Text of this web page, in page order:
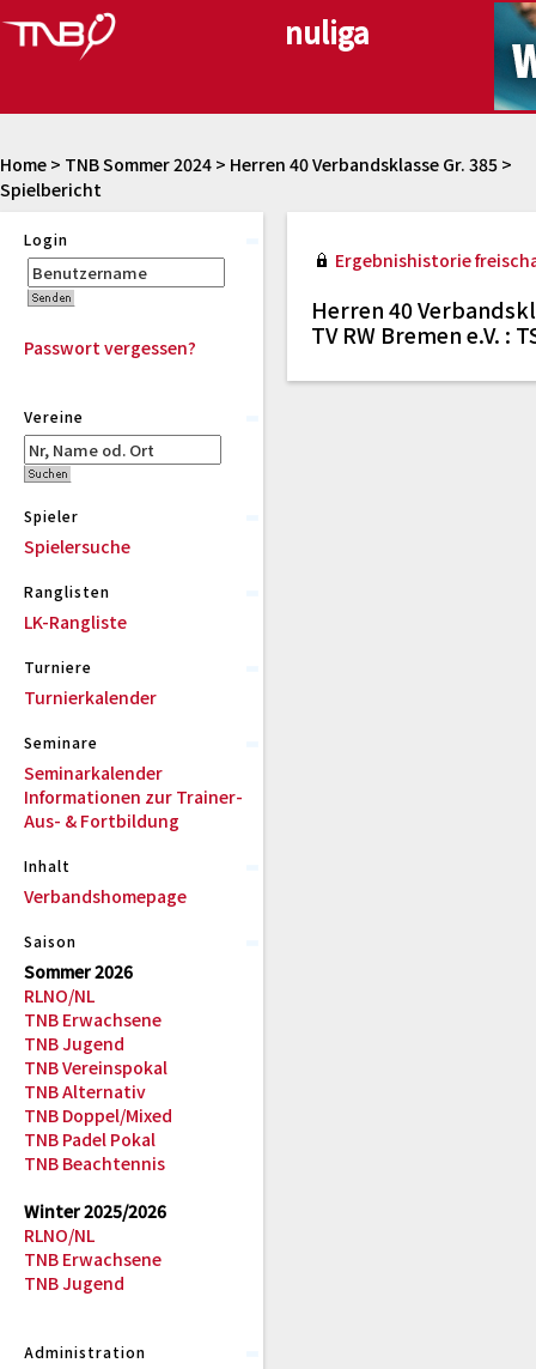
Spielbericht
Home > TNB Sommer 2024 > Herren 40 Verbandsklasse Gr. 385 >
Login
Passwort vergessen?
Vereine
Spieler
Spielersuche
Ranglisten
LK-Rangliste
Turniere
Turnierkalender
Seminare
Seminarkalender
Informationen zur Trainer-
Aus- & Fortbildung
Inhalt
Verbandshomepage
Saison
Sommer 2026
RLNO/NL
TNB Erwachsene
TNB Jugend
TNB Vereinspokal
TNB Alternativ
TNB Doppel/Mixed
TNB Padel Pokal
TNB Beachtennis
Winter 2025/2026
RLNO/NL
TNB Erwachsene
TNB Jugend
Administration
Ergebnishistorie
Herren 40
TV RW Bremen e.V. :